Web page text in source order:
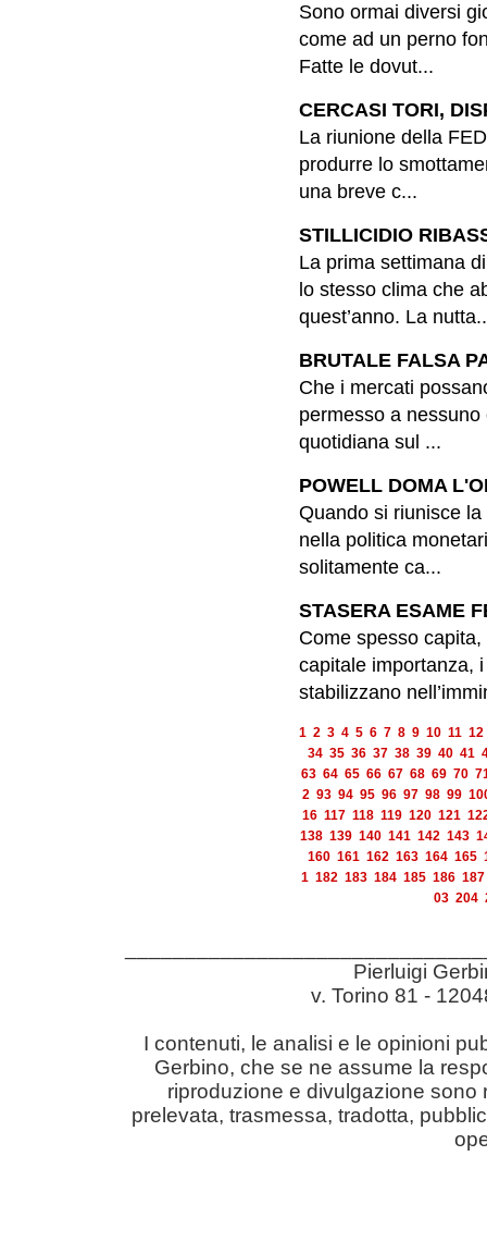
Sono ormai diversi
come ad un perno
Fatte le dovut...
CERCASI TORI,
La riunione della
produrre lo
una breve c...
STILLICIDIO
La prima settimana
lo stesso clima che
quest’anno. La
BRUTALE FALSA
Che i mercati
permesso a
quotidiana sul ...
POWELL DOMA
Quando si riunisce
nella politica
solitamente ca...
STASERA ESAME
Come spesso
capitale importanza,
stabilizzano
1 2 3 4 5 6 7 8 9 10 11 12
34 35 36 37 38 39 40 41
63 64 65 66 67 68 69 70
2 93 94 95 96 97 98 99
16 117 118 119 120 121
138 139 140 141 142 143
160 161 162 163 164 165
1 182 183 184 185 186 187
03 204
Pierluigi
v. Torino 81 -
I contenuti, le analisi e le opinioni
Gerbino, che se ne assume la
riproduzione e divulgazione sono
prelevata, trasmessa, tradotta,